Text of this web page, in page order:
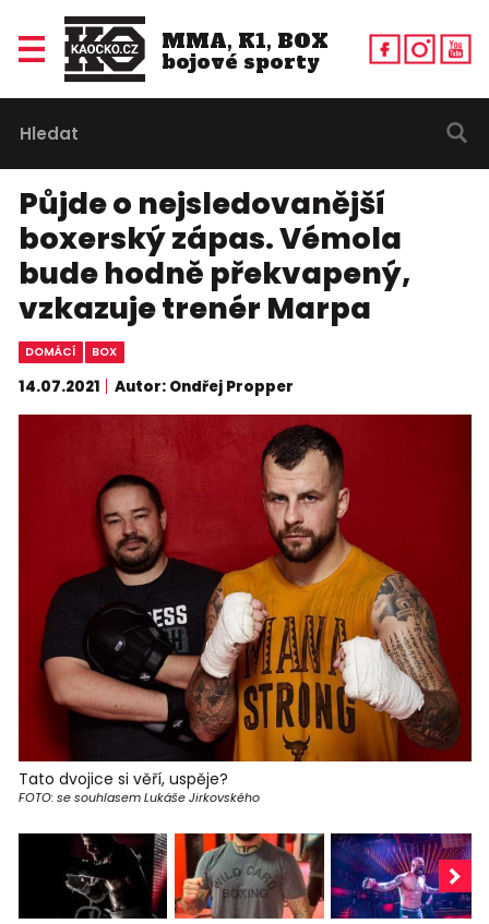
MMA, K1, BOX
bojové sporty
Půjde o nejsledovanější
boxerský zápas. Vémola
bude hodně překvapený,
vzkazuje trenér Marpa
DOMÁCÍ BOX
14.07.2021 Autor: Ondřej Propper
Tato dvojice si věří, uspěje?
FOTO: se souhlasem Lukáše Jirkovského